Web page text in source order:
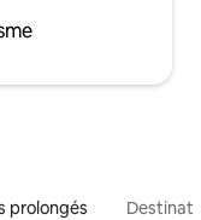
prolongés